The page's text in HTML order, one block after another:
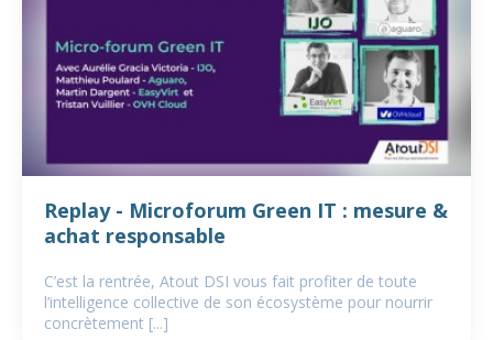
Replay - Microforum Green IT : mesure &
achat responsable
C’est la rentrée, Atout DSI vous fait profiter de toute
l’intelligence collective de son écosystème pour nourrir
concrètement [...]